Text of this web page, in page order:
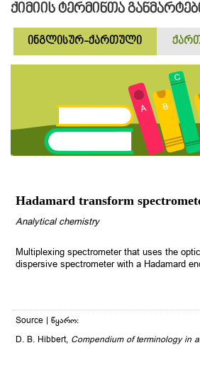
ქიმიის ტერმინთა
ინგლისურ-ქართული
Hadamard transform
Analytical chemistry
Multiplexing spectrometer that uses the
dispersive spectrometer with a Hadamard
Source | წყარო:
D. B. Hibbert, Compendium of terminology in